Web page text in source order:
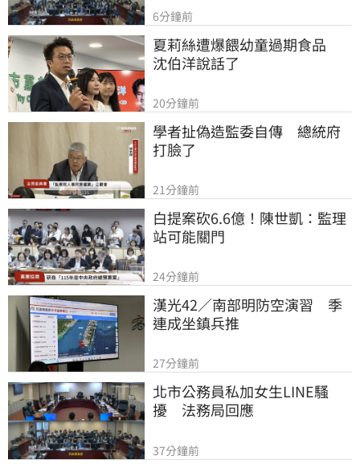
6分鐘前
夏莉絲遭爆餵幼童過期食品
沈伯洋說話了
20分鐘前
學者扯偽造監委自傳　總統府
打臉了
21分鐘前
白提案砍6.6億！陳世凱：監理
站可能關門
24分鐘前
漢光42／南部明防空演習　季
連成坐鎮兵推
27分鐘前
北市公務員私加女生LINE騷
擾　法務局回應
37分鐘前